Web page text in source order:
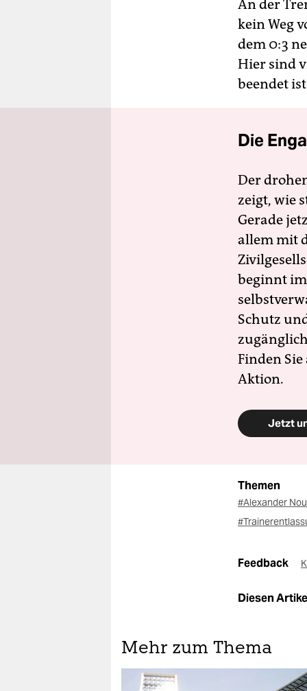
An der
kein Weg
dem 0:3
Hier sind
beendet
Die
Der
zeigt, wie
Gerade
allem mit
beginnt
Schutz
Finden
Aktion.
Jetzt
Themen
#Alexander
Feedback
Diesen
Mehr zum Thema